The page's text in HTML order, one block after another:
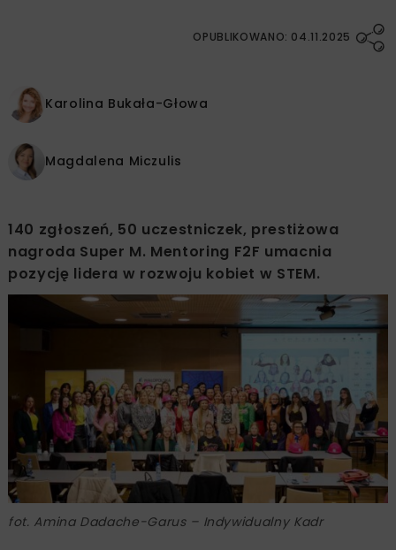
OPUBLIKOWANO: 04.11.2025
Karolina Bukała-Głowa
Magdalena Miczulis
140 zgłoszeń, 50 uczestniczek, prestiżowa
nagroda Super M. Mentoring F2F umacnia
pozycję lidera w rozwoju kobiet w STEM.
fot. Amina Dadache-Garus – Indywidualny Kadr